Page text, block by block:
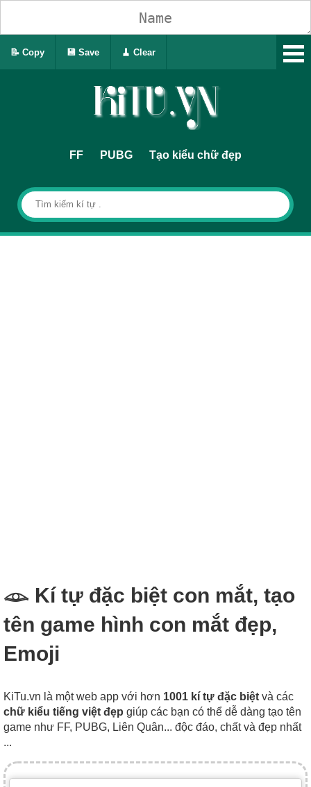
FF PUBG Tạo kiểu chữ đẹp
𓁼 Kí tự đặc biệt con mắt, tạo
tên game hình con mắt đẹp,
Emoji
KiTu.vn là một web app với hơn 1001 kí tự đặc biệt và các
chữ kiểu tiếng việt đẹp giúp các bạn có thể dễ dàng tạo tên
game như FF, PUBG, Liên Quân... độc đáo, chất và đẹp nhất
...
📝 Copy 💾 Save 🧹 Clear